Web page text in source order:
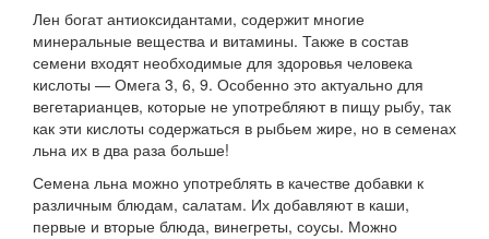
Лен богат антиоксидантами, содержит многие
минеральные вещества и витамины. Также в состав
семени входят необходимые для здоровья человека
кислоты — Омега 3, 6, 9. Особенно это актуально для
вегетарианцев, которые не употребляют в пищу рыбу, так
как эти кислоты содержаться в рыбьем жире, но в семенах
льна их в два раза больше!
Семена льна можно употреблять в качестве добавки к
различным блюдам, салатам. Их добавляют в каши,
первые и вторые блюда, винегреты, соусы. Можно